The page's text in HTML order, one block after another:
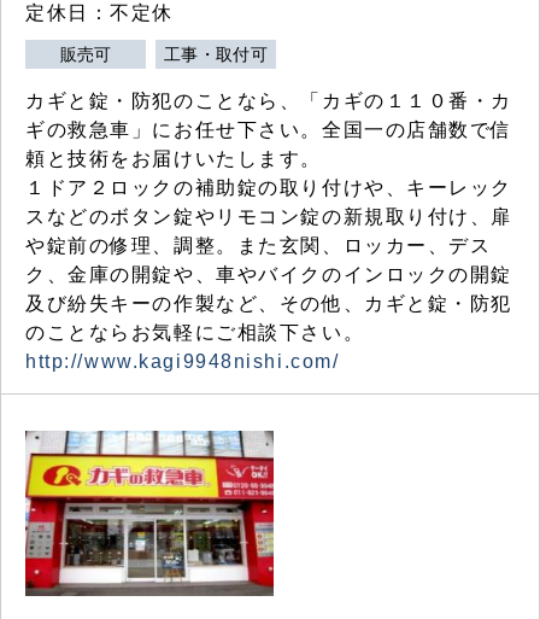
定休日：不定休
販売可 工事・取付可
カギと錠・防犯のことなら、「カギの１１０番・カ
ギの救急車」にお任せ下さい。全国一の店舗数で信
頼と技術をお届けいたします。
１ドア２ロックの補助錠の取り付けや、キーレック
スなどのボタン錠やリモコン錠の新規取り付け、扉
や錠前の修理、調整。また玄関、ロッカー、デス
ク、金庫の開錠や、車やバイクのインロックの開錠
及び紛失キーの作製など、その他、カギと錠・防犯
のことならお気軽にご相談下さい。
http://www.kagi9948nishi.com/